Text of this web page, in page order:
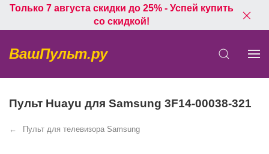
Только 7 августа скидки до 25% - Успей купить
со скидкой!
ВашПульт.ру
Пульт Huayu для Samsung 3F14-00038-321
Пульт для телевизора Samsung